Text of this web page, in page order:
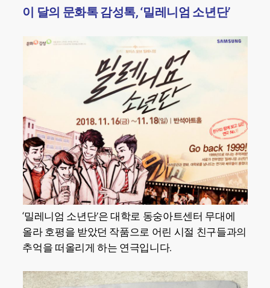
이 달의 문화톡 감성톡, ‘밀레니엄 소년단’
‘밀레니엄 소년단’은 대학로 동숭아트센터 무대에
올라 호평을 받았던 작품으로 어린 시절 친구들과의
추억을 떠올리게 하는 연극입니다.